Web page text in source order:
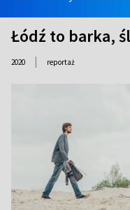
Łódź to barka,
2020 | reportaż